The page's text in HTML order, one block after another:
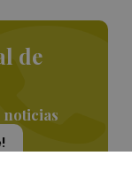
de
noticias